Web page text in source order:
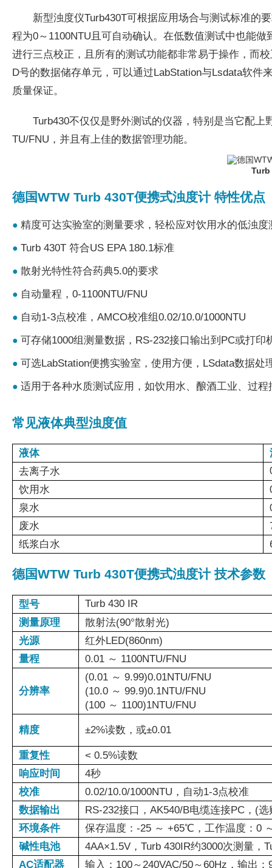
新型浊度仪Turb430T可根据应用场合与测试标准的
程为0～1100NTU且可自动确认。在低数值测试中也能
进行三点校正，且所有的测试功能都非常易于操作，而
D号的数据储存单元，可以通过LabStation与Lsdata软
质量保证。
Turb430不仅仅是野外测试的仪器，特别是当它配上
TU/FNU，并且有上佳的数据管理功能。
Turb
德国WTW Turb 430T便携式浊度计 特性优点
● 精度可达实验室的测量要求，轻松应对饮用水的低浊度
● Turb 430T 符合US EPA 180.1标准
● 散射光特性符合药典5.0的要求
● 自动量程，0-1100NTU/FNU
● 自动1-3点校准，AMCO校准组0.02/10.0/1000NTU
● 可存储1000组测量数据，RS-232接口输出到PC或打印
● 可选LabStation便携实验室，使用方便，LSdata数据处
● 适用于各种水质测试应用，如饮用水、酿酒工业、过程
常见液体典型浊度值
液体
去离子水
饮用水
泉水
废水
纸浆白水
德国WTW Turb 430T便携式浊度计 技术参数
型号
Turb 430 IR
测量原理
散射法(90°散射光)
光源
红外LED(860nm)
量程
0.01 ～ 1100NTU/FNU
分辨率
(0.01 ～ 9.99)0.01NTU/FNU
(10.0 ～ 99.9)0.1NTU/FNU
(100 ～ 1100)1NTU/FNU
精度 ±2%读数，或±0.01
重复性
< 0.5%读数
响应时间
4秒
校准
0.02/10.0/1000NTU，自动1-3点校准
数据输出
RS-232接口，AK540/B电缆连接PC，(
环境条件
保存温度：-25 ～ +65℃，工作温度：0
碱性电池
4AA×1.5V，Turb 430IR约3000次测量，
AC适配器
输入：100～240VAC/50～60Hz，输出